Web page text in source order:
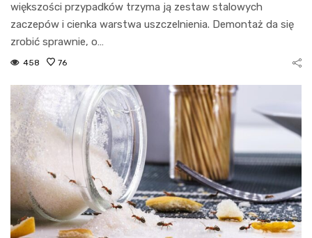
większości przypadków trzyma ją zestaw stalowych
zaczepów i cienka warstwa uszczelnienia. Demontaż da się
zrobić sprawnie, o…
458 76